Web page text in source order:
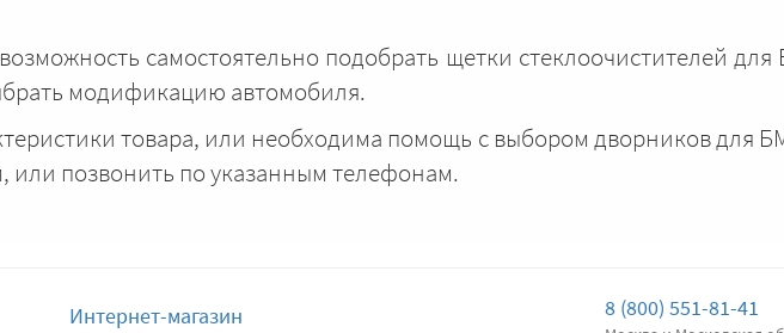
самостоятельно подобрать щетки стеклоочистителей
модификацию автомобиля.
товара, или необходима помощь с выбором дворников для
или позвонить по указанным телефонам.
Интернет-магазин 8 (800) 551-81-41